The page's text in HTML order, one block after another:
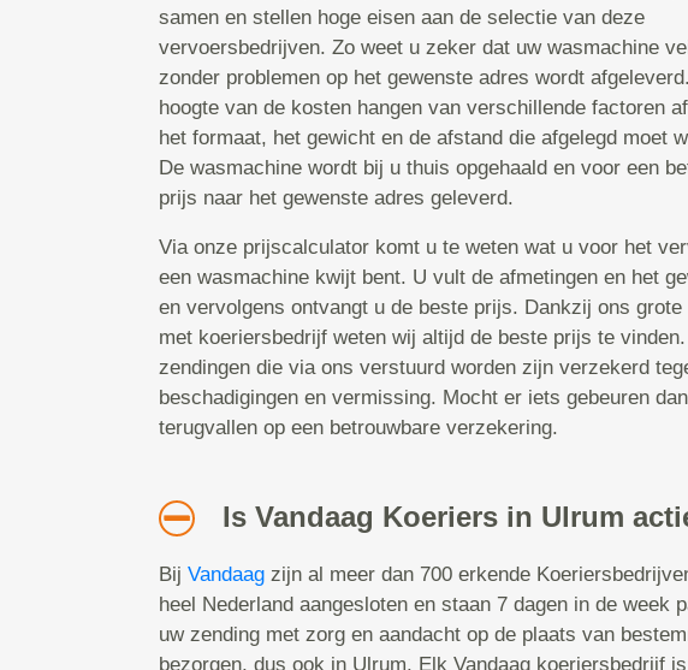
samen en stellen hoge eisen aan de selectie van deze
vervoersbedrijven. Zo weet u zeker dat uw wasmachine
zonder problemen op het gewenste adres wordt
hoogte van de kosten hangen van verschillende factoren
het formaat, het gewicht en de afstand die afgelegd moet
De wasmachine wordt bij u thuis opgehaald en voor een
prijs naar het gewenste adres geleverd.
Via onze prijscalculator komt u te weten wat u voor het
een wasmachine kwijt bent. U vult de afmetingen en het
en vervolgens ontvangt u de beste prijs. Dankzij ons grote
met koeriersbedrijf weten wij altijd de beste prijs te
zendingen die via ons verstuurd worden zijn verzekerd
beschadigingen en vermissing. Mocht er iets gebeuren
terugvallen op een betrouwbare verzekering.
Is Vandaag Koeriers in Ulrum
Bij Vandaag zijn al meer dan 700 erkende
heel Nederland aangesloten en staan 7 dagen in de week
uw zending met zorg en aandacht op de plaats van
bezorgen, dus ook in Ulrum. Elk Vandaag koeriersbedrijf